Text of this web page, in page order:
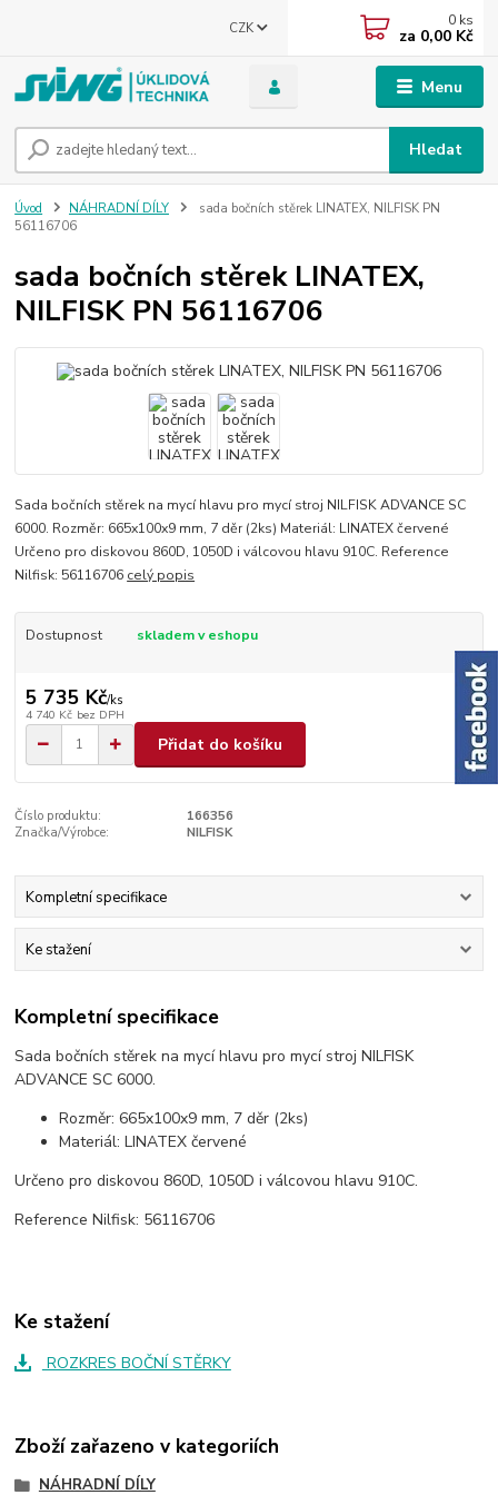
Menu
CZK
Hledat
0 ks
za 0,00 Kč
Úvod NÁHRADNÍ DÍLY
sada bočních stěrek LINATEX, NILFISK PN
56116706
sada bočních stěrek LINATEX,
NILFISK PN 56116706
Sada bočních stěrek na mycí hlavu pro mycí stroj NILFISK ADVANCE SC
6000. Rozměr: 665x100x9 mm, 7 děr (2ks) Materiál: LINATEX červené
Určeno pro diskovou 860D, 1050D i válcovou hlavu 910C. Reference
Nilfisk: 56116706 celý popis
Dostupnost skladem v eshopu
5 735 Kč/ks
4 740 Kč bez DPH
Přidat do košíku
Číslo produktu:
166356
Značka/Výrobce:
NILFISK
Kompletní specifikace
Ke stažení
Kompletní specifikace
Sada bočních stěrek na mycí hlavu pro mycí stroj NILFISK
ADVANCE SC 6000.
Rozměr: 665x100x9 mm, 7 děr (2ks)
Materiál: LINATEX červené
Určeno pro diskovou 860D, 1050D i válcovou hlavu 910C.
Reference Nilfisk: 56116706
Ke stažení
ROZKRES BOČNÍ STĚRKY
Zboží zařazeno v kategoriích
NÁHRADNÍ DÍLY